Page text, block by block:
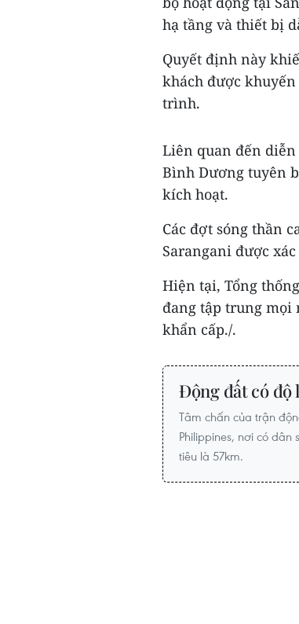
hạ tầng và thiết bị
Quyết định này
khách được
trình.
Liên quan đến diễn
Bình Dương tuyên
kích hoạt.
Các đợt sóng thần
Sarangani được
Hiện tại, Tổng
đang tập trung mọi
khẩn cấp./.
Động đất có độ
Tâm chấn của trận
Philippines, nơi có
tiêu là 57km.